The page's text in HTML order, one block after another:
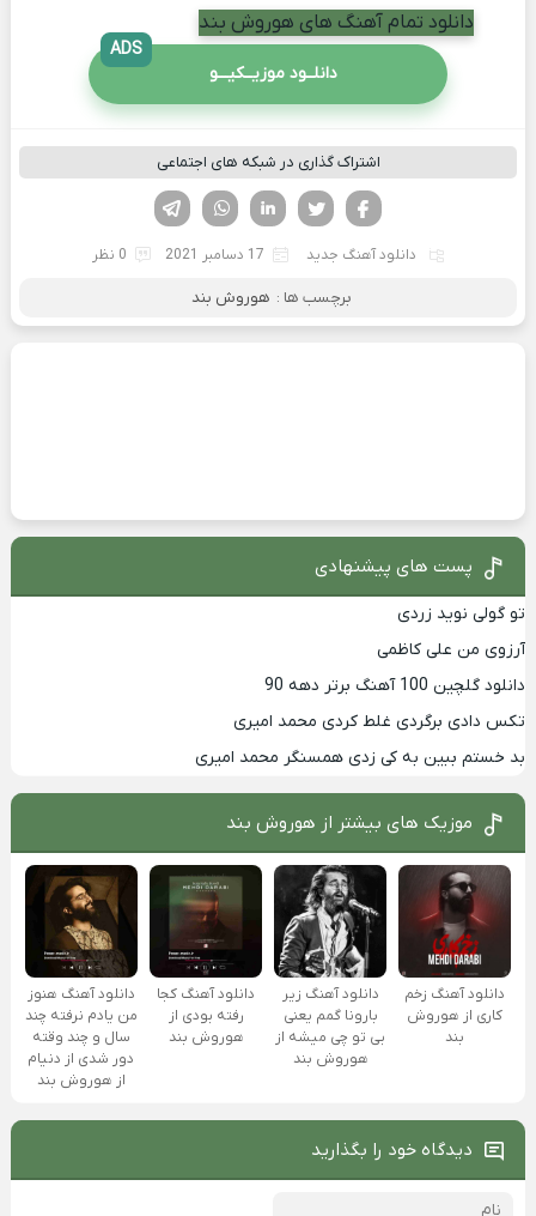
دانلود تمام آهنگ های هوروش بند
دانلــود موزیــکیـــو
ADS
اشتراک گذاری در شبکه های اجتماعی
لینکدین تویتر
فیسوک
دانلود آهنگ جدید 17 دسامبر 2021 0 نظر
برچسب ها : هوروش بند
پست های پیشنهادی
تو گولی نوید زردی
آرزوی من علی کاظمی
دانلود گلچین 100 آهنگ برتر دهه 90
تکس دادی برگردی غلط کردی محمد امیری
بد خستم ببین به کی زدی همسنگر محمد امیری
موزیک های بیشتر از هوروش بند
دانلود آهنگ زخم
کاری از هوروش
بند
دانلود آهنگ زیر
بارونا گمم یعنی
بی تو چی میشه از
هوروش بند
دانلود آهنگ کجا
رفته بودی از
هوروش بند
دانلود آهنگ هنوز
من یادم نرفته چند
سال و چند وقته
دور شدی از دنیام
از هوروش بند
دیدگاه خود را بگذارید